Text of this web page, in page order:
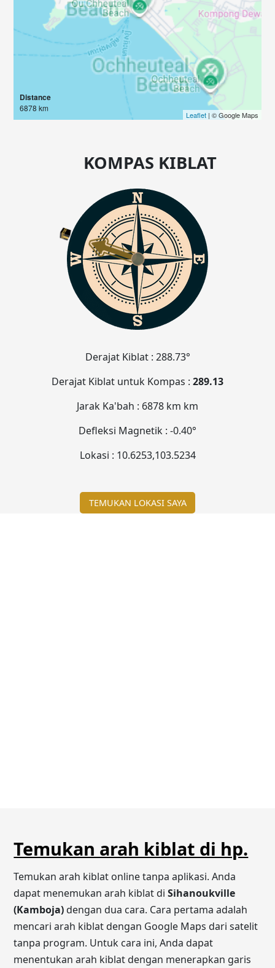
Distance
6878 km
Leaflet| © Google Maps
KOMPAS KIBLAT
Derajat Kiblat : 288.73°
Derajat Kiblat untuk Kompas : 289.13
Jarak Ka'bah : 6878 km km
Defleksi Magnetik : -0.40°
Lokasi : 10.6253,103.5234
TEMUKAN LOKASI SAYA
Temukan arah kiblat di hp.
Temukan arah kiblat online tanpa aplikasi. Anda
dapat menemukan arah kiblat diSihanoukville
(Kamboja)dengan dua cara. Cara pertama adalah
mencari arah kiblat dengan Google Maps dari satelit
tanpa program. Untuk cara ini, Anda dapat
menentukan arah kiblat dengan menerapkan garis